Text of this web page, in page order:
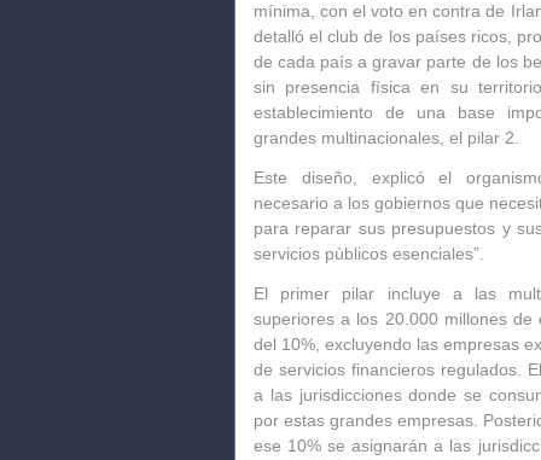
mínima, con el voto en contra de
detalló el club de los países ricos,
de cada país a gravar parte de los
sin presencia física en su
establecimiento de una base
grandes multinacionales, el pilar 2.
Este diseño, explicó el
necesario a los gobiernos que
para reparar sus presupuestos y
servicios públicos esenciales”.
El primer pilar incluye a las
superiores a los 20.000 millones
del 10%, excluyendo las empresas
de servicios financieros regulados.
a las jurisdicciones donde se
por estas grandes empresas.
ese 10% se asignarán a las